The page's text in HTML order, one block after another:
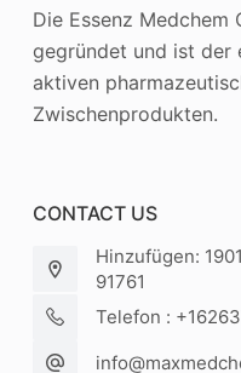
Die Essenz
gegründet und ist der
aktiven
Zwischenprodukten.
CONTACT US
Hinzufügen:
91761
Telefon :